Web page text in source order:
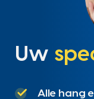
Uw
Alle hang